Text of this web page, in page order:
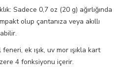
Sadece 0,7 oz (20 g) ağırlığında
olup çantanıza veya akıllı
ek ışık, uv mor ışıkla kart
4 fonksiyonu içerir.